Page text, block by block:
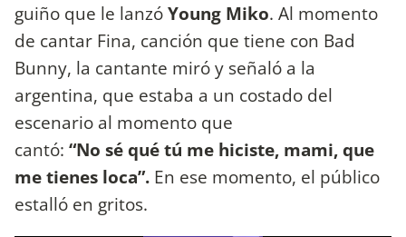
guiño que le lanzóYoung Miko. Al momento
de cantar Fina, canción que tiene con Bad
Bunny, la cantante miró y señaló a la
argentina, que estaba a un costado del
escenario al momento que
cantó: “No sé qué tú me hiciste, mami, que
me tienes loca”. En ese momento, el público
estalló en gritos.